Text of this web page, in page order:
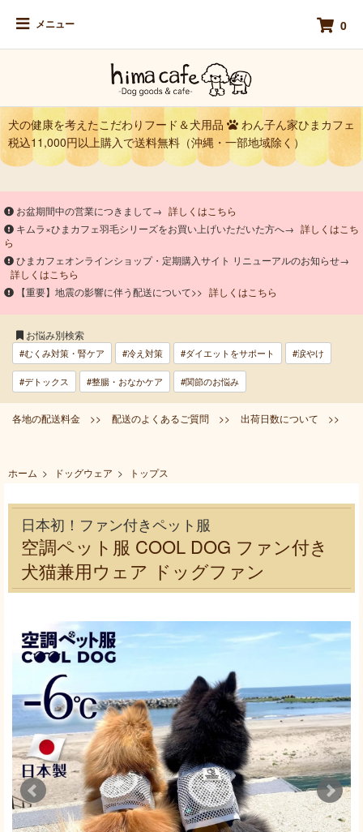
メニュー 0
犬の健康を考えたこだわりフード＆犬用品
わん子ん家ひまカフェ
税込11,000円以上購入で送料無料（沖縄・一部地域除く）
お盆期間中の営業につきまして→ 詳しくはこちら
キムラ×ひまカフェ羽毛シリーズをお買い上げいただいた方へ→ 詳しくはこち
ら
ひまカフェオンラインショップ・定期購入サイト リニューアルのお知らせ→
詳しくはこちら
【重要】地震の影響に伴う配送について>> 詳しくはこちら
お悩み別検索
#むくみ対策・腎ケア #冷え対策 #ダイエットをサポート #涙やけ
#デトックス #整腸・おなかケア #関節のお悩み
各地の配送料金 >> 配送のよくあるご質問 >> 出荷日数について >>
ホーム > ドッグウェア > トップス
日本初！ファン付きペット服
空調ペット服 COOL DOG ファン付き
犬猫兼用ウェア ドッグファン